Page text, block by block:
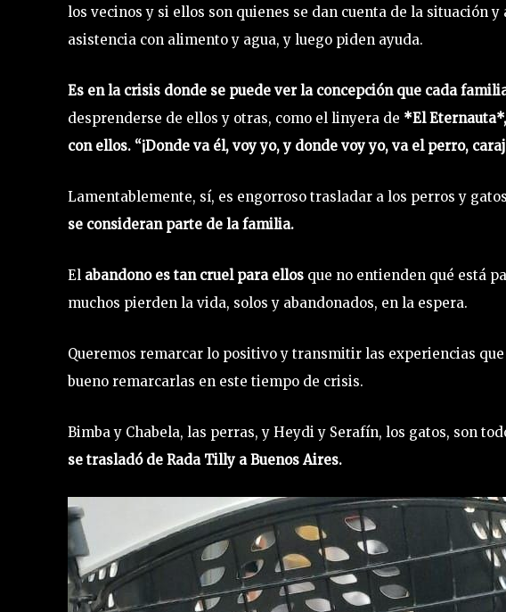
los vecinos y si ellos son quienes se dan cuenta de la situación
asistencia con alimento y agua, y luego piden ayuda.
Es en la crisis donde se puede ver la concepción que cada
desprenderse de ellos y otras, como el linyera de *El
con ellos. “¡Donde va él, voy yo, y donde voy yo, va el perro,
Lamentablemente, sí, es engorroso trasladar a los perros y
se consideran parte de la familia.
El abandono es tan cruel para ellos que no entienden qué está
muchos pierden la vida, solos y abandonados, en la espera.
Queremos remarcar lo positivo y transmitir las experiencias
bueno remarcarlas en este tiempo de crisis.
Bimba y Chabela, las perras, y Heydi y Serafín, los gatos, son
se trasladó de Rada Tilly a Buenos Aires.